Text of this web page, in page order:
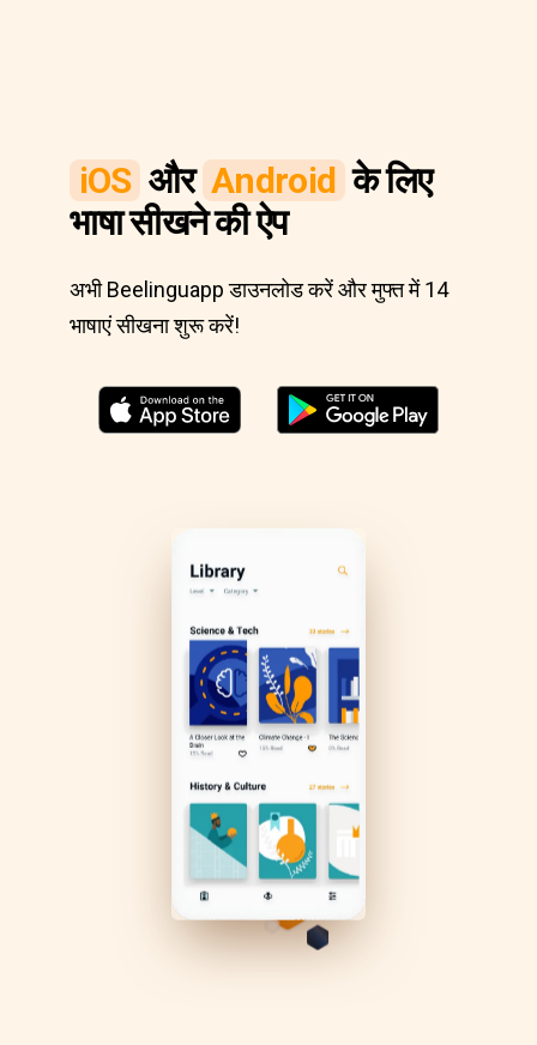
iOS और Android के लिए
भाषा सीखने की ऐप
अभी Beelinguapp डाउनलोड करें और मुफ्त में 14
भाषाएं सीखना शुरू करें!